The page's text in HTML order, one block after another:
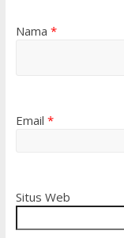
Nama *
Email *
Situs Web